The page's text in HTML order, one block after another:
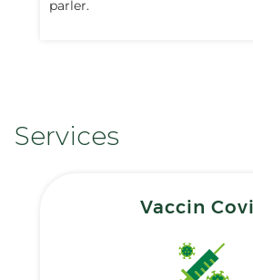
parler.
Services
Vaccin